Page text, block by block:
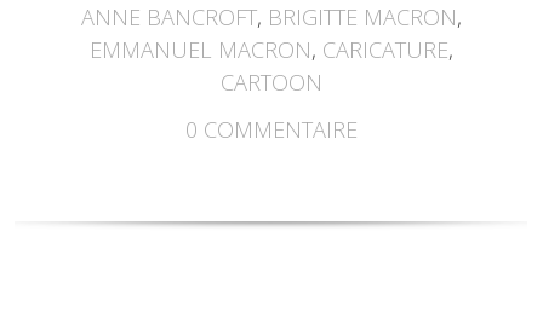
ANNE BANCROFT, BRIGITTE MACRON,
EMMANUEL MACRON, CARICATURE,
CARTOON
0 COMMENTAIRE